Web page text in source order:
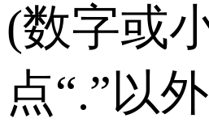
(数字或
点“.”以